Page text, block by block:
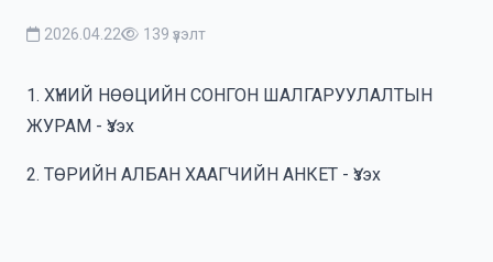
2026.04.22 139 үзэлт
1. ХҮНИЙ НӨӨЦИЙН СОНГОН ШАЛГАРУУЛАЛТЫН
ЖУРАМ - Үзэх
2. ТӨРИЙН АЛБАН ХААГЧИЙН АНКЕТ - Үзэх